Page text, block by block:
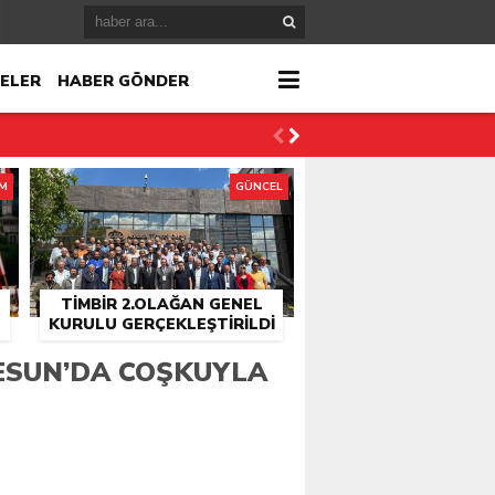
HABER GÖNDER
TİMBİR 2.OLAĞAN GENEL
KURULU GERÇEKLEŞTIRILDI
GÜNCEL
COŞKUYLA